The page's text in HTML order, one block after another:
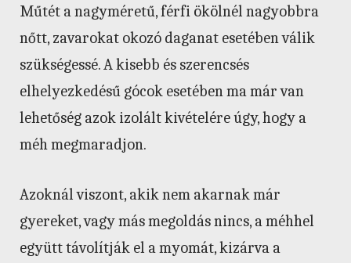
Műtét a nagyméretű, férfi ökölnél nagyobbra
nőtt, zavarokat okozó daganat esetében válik
szükségessé. A kisebb és szerencsés
elhelyezkedésű gócok esetében ma már van
lehetőség azok izolált kivételére úgy, hogy a
méh megmaradjon.
Azoknál viszont, akik nem akarnak már
gyereket, vagy más megoldás nincs, a méhhel
együtt távolítják el a myomát, kizárva a